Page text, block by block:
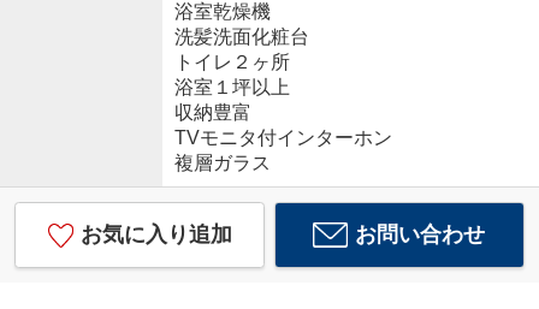
浴室乾燥機
洗髪洗面化粧台
トイレ２ヶ所
浴室１坪以上
収納豊富
TVモニタ付インターホン
複層ガラス
お気に入り追加 お問い合わせ